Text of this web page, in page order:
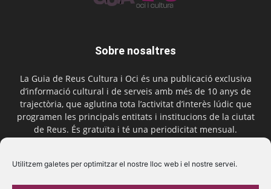
Utilitzem galetes per optimitzar el nostre lloc web i el nostre servei.
Sobre nosaltres
La Guia de Reus Cultura i Oci és una publicació exclusiva
d’informació cultural i de serveis amb més de 10 anys de
trajectòria, que aglutina tota l’activitat d’interès lúdic que
programen les principals entitats i institucions de la ciutat
de Reus. És gratuïta i té una periodicitat mensual.